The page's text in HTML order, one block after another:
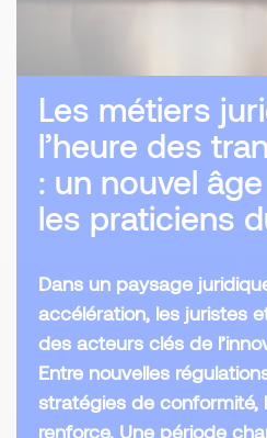
Les métiers
l’heure des
: un nouvel
les praticiens
Dans un paysage
accélération, les juristes
des acteurs clés de
Entre nouvelles
stratégies de conformité,
renforce. Une période